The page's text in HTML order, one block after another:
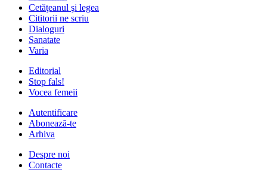
Cetăţeanul şi legea
Cititorii ne scriu
Dialoguri
Sanatate
Varia
Editorial
Stop fals!
Vocea femeii
Autentificare
Abonează-te
Arhiva
Despre noi
Contacte